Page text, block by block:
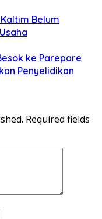
Belum
ke Parepare
Penyelidikan
Required fields